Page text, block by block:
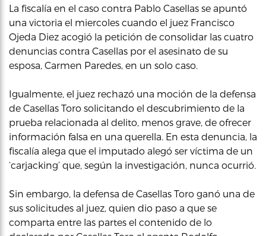
La fiscalía en el caso contra Pablo Casellas se apuntó
una victoria el miercoles cuando el juez Francisco
Ojeda Diez acogió la petición de consolidar las cuatro
denuncias contra Casellas por el asesinato de su
esposa, Carmen Paredes, en un solo caso.
Igualmente, el juez rechazó una moción de la defensa
de Casellas Toro solicitando el descubrimiento de la
prueba relacionada al delito, menos grave, de ofrecer
información falsa en una querella. En esta denuncia, la
fiscalía alega que el imputado alegó ser víctima de un
‘carjacking’ que, según la investigación, nunca ocurrió.
Sin embargo, la defensa de Casellas Toro ganó una de
sus solicitudes al juez, quien dio paso a que se
comparta entre las partes el contenido de lo